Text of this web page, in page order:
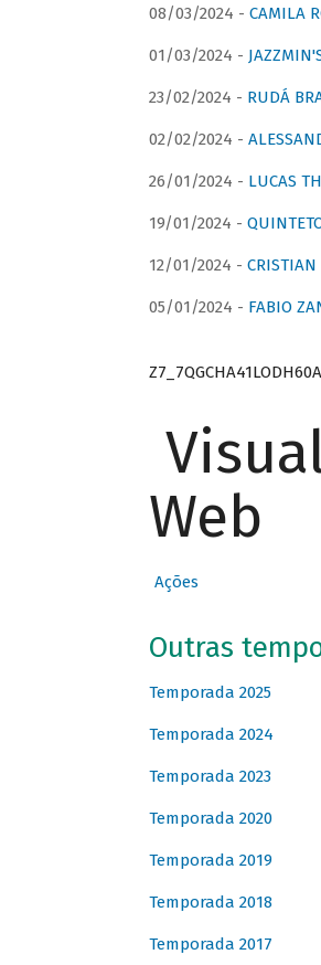
08/03/2024 - CAMILA
01/03/2024 -
23/02/2024 - RUDÁ
02/02/2024 -
26/01/2024 - LUCAS
19/01/2024 -
12/01/2024 -
05/01/2024 - FABIO
Web
Ações
Outras
Temporada 2025
Temporada 2024
Temporada 2023
Temporada 2020
Temporada 2019
Temporada 2018
Temporada 2017